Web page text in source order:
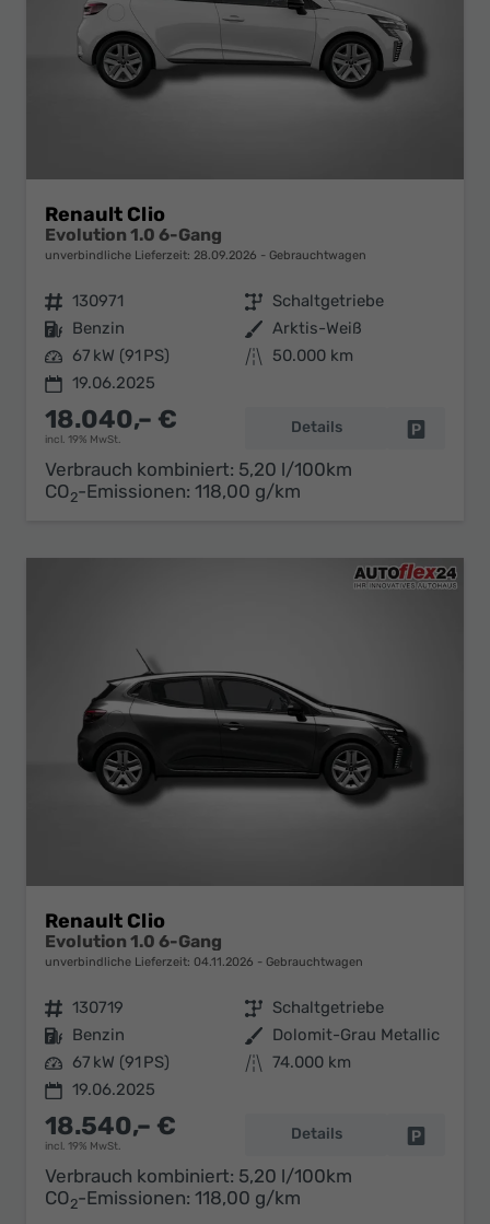
Renault Clio
Evolution 1.0 6-Gang
unverbindliche Lieferzeit: 28.09.2026 Gebrauchtwagen
Fahrzeugnr. 130971 Getriebe Schaltgetriebe
Kraftstoff Benzin Außenfarbe Arktis-Weiß
Leistung 67 kW (91 PS) Kilometerstand
50.000 km
19.06.2025
18.040,– €
incl. 19% MwSt.
Details
Verbrauch kombiniert: 5,20 l/100km
CO2-Emissionen: 118,00 g/km
Renault Clio
Evolution 1.0 6-Gang
unverbindliche Lieferzeit: 04.11.2026 Gebrauchtwagen
Fahrzeugnr. 130719 Getriebe Schaltgetriebe
Kraftstoff Benzin Außenfarbe Dolomit-Grau Metallic
Leistung 67 kW (91 PS) Kilometerstand 74.000 km
19.06.2025
18.540,– €
incl. 19% MwSt.
Details
Verbrauch kombiniert: 5,20 l/100km
CO2-Emissionen: 118,00 g/km